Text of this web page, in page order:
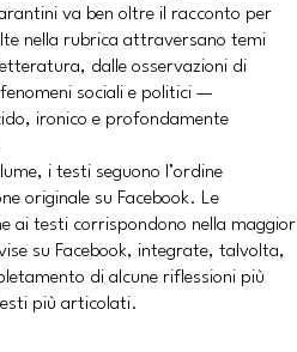
va ben oltre il racconto per
nella rubrica attraversano temi
dalle osservazioni di
sociali e politici —
ironico e profondamente
i testi seguono l’ordine
originale su Facebook. Le
ai testi corrispondono nella maggior
su Facebook, integrate, talvolta,
di alcune riflessioni più
più articolati.